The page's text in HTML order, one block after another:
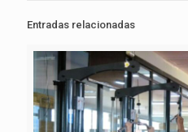
Entradas relacionadas